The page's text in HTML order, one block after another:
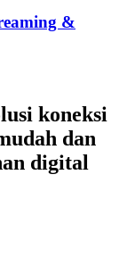
&
koneksi
dan
digital